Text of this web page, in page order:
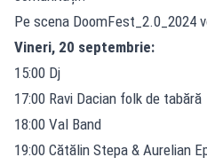
Pe scena DoomFest_2.0_2024
Vineri, 20 septembrie:
15:00 Dj
17:00 Ravi Dacian folk de tabără
18:00 Val Band
19:00 Cătălin Stepa & Aurelian